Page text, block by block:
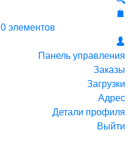
0 элементов
Панель управления
Заказы
Загрузки
Адрес
Детали профиля
Выйти